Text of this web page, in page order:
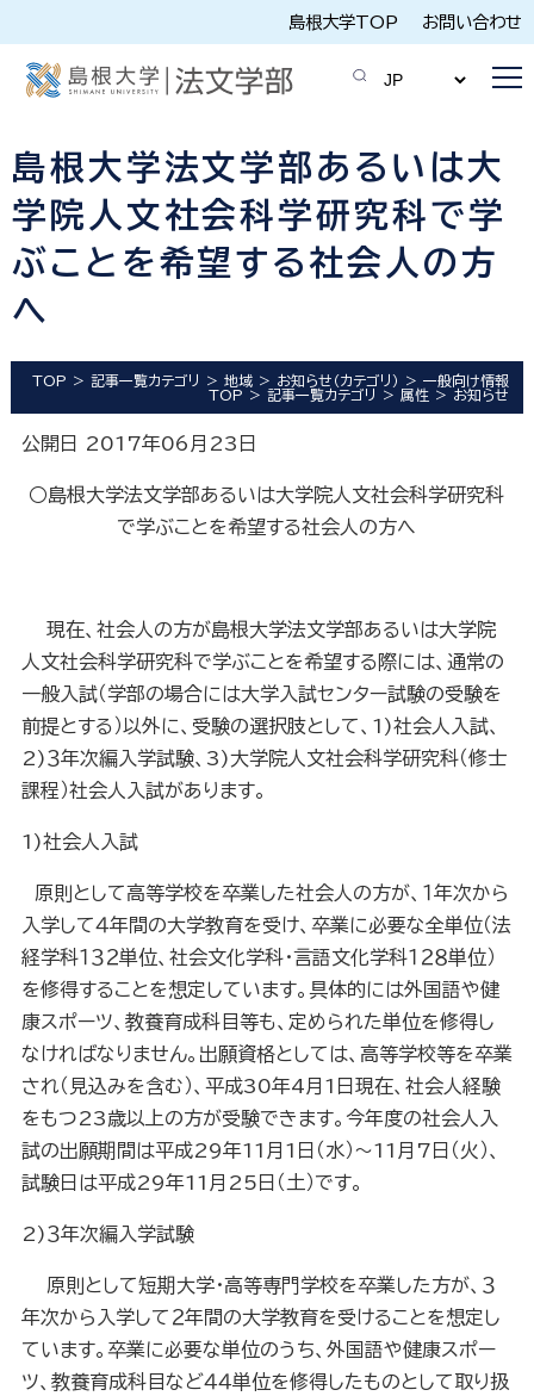
島根大学TOP お問い合わせ
島根大学法文学部あるいは大
学院人文社会科学研究科で学
ぶことを希望する社会人の方
へ
TOP 記事一覧カテゴリ 地域 お知らせ（カテゴリ）
一般向け情報
TOP
記事一覧カテゴリ 属性 お知らせ
公開日 2017年06月23日
○島根大学法文学部あるいは大学院人文社会科学研究科
で学ぶことを希望する社会人の方へ
現在、社会人の方が島根大学法文学部あるいは大学院
人文社会科学研究科で学ぶことを希望する際には、通常の
一般入試（学部の場合には大学入試センター試験の受験を
前提とする）以外に、受験の選択肢として、 1)社会人入試、
2)３年次編入学試験、 3)大学院人文社会科学研究科（修士
課程）社会人入試があります。
1)社会人入試
原則として高等学校を卒業した社会人の方が、１年次から
入学して４年間の大学教育を受け、卒業に必要な全単位（法
経学科１３２単位、社会文化学科・言語文化学科１２８単位）
を修得することを想定しています。具体的には外国語や健
康スポーツ、教養育成科目等も、定められた単位を修得し
なければなりません。出願資格としては、高等学校等を卒業
され（見込みを含む）、平成30年4月1日現在、社会人経験
をもつ23歳以上の方が受験できます。今年度の社会人入
試の出願期間は平成29年11 月1日（水）～11 月7日（火）、
試験日は平成29年11 月 25 日（土）です。
2)３年次編入学試験
原則として短期大学・高等専門学校を卒業した方が、３
年次から入学して２年間の大学教育を受けることを想定し
ています。卒業に必要な単位のうち、外国語や健康スポー
ツ、教養育成科目など４４単位を修得したものとして取り扱